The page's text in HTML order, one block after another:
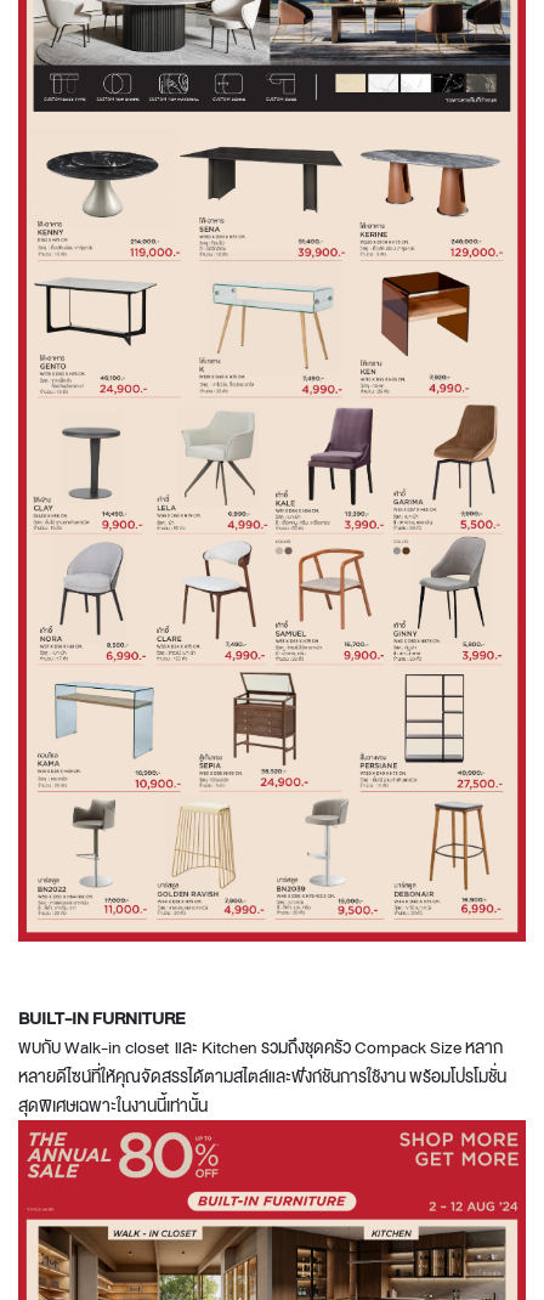
BUILT-IN FURNITURE
พบกับ Walk-in closet และ Kitchen รวมถึงชุดครัว Compack Size หลาก
หลายดีไซน์ที่ให้คุณจัดสรรได้ตามสไตล์และฟังก์ชันการใช้งาน พร้อมโปรโมชั่น
สุดพิเศษเฉพาะในงานนี้เท่านั้น